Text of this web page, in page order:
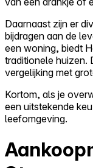
Daarnaast zijn er
bijdragen aan de
een woning, biedt
traditionele huizen.
vergelijking met
Kortom, als je
een uitstekende
leefomgeving.